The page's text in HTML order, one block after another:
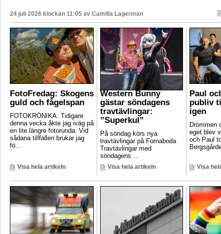
24 juli 2026 klockan 11:05 av Camilla Lagerman
FotoFredag: Skogens
guld och fågelspan
FOTOKRÖNIKA: Tidigare
denna vecka åkte jag iväg på
en lite längre fotorunda. Vid
sådana tillfällen brukar jag
fö...
Visa hela artikeln
Western Bunny
gästar söndagens
travtävlingar:
”Superkul”
På söndag körs nya
travtävlingar på Fornaboda
Travtävlingar med
söndagens ...
Visa hela artikeln
Paul
publiv
igen
Drömmen
eget blev
och Paul
Visa